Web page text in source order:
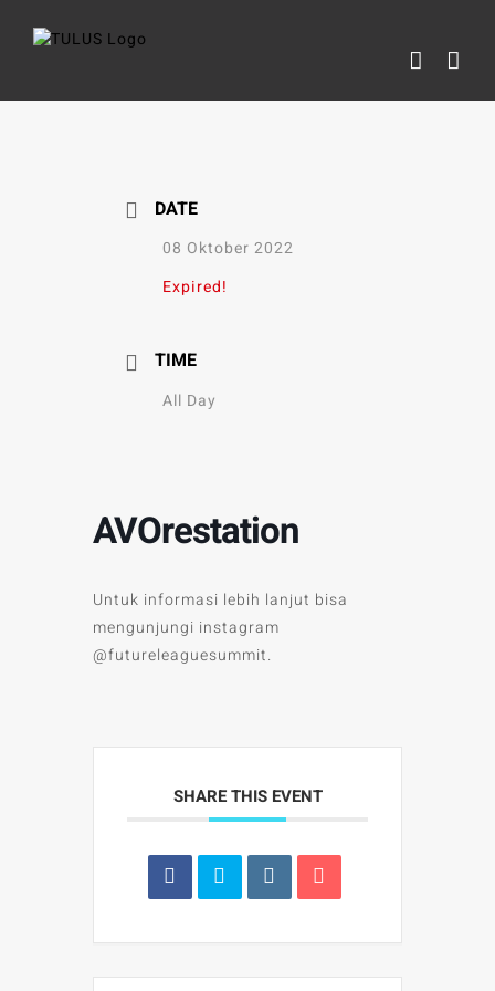
DATE
08 Oktober 2022
Expired!
TIME
All Day
AVOrestation
Untuk informasi lebih lanjut bisa
mengunjungi instagram
@futureleaguesummit.
SHARE THIS EVENT